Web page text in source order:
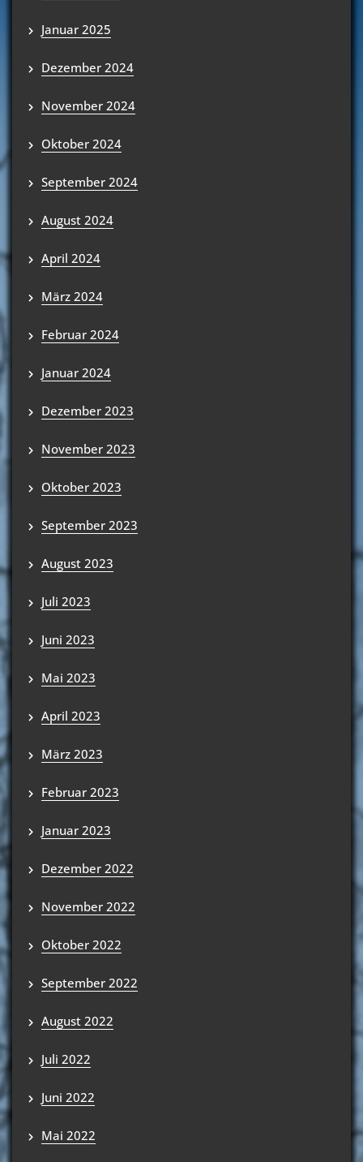
Januar 2025
Dezember 2024
November 2024
Oktober 2024
September 2024
August 2024
April 2024
März 2024
Februar 2024
Januar 2024
Dezember 2023
November 2023
Oktober 2023
September 2023
August 2023
Juli 2023
Juni 2023
Mai 2023
April 2023
März 2023
Februar 2023
Januar 2023
Dezember 2022
November 2022
Oktober 2022
September 2022
August 2022
Juli 2022
Juni 2022
Mai 2022